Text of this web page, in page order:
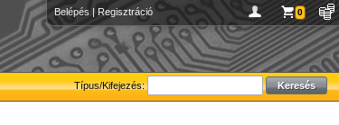
Belépés | Regisztráció 0
Típus/Kifejezés: